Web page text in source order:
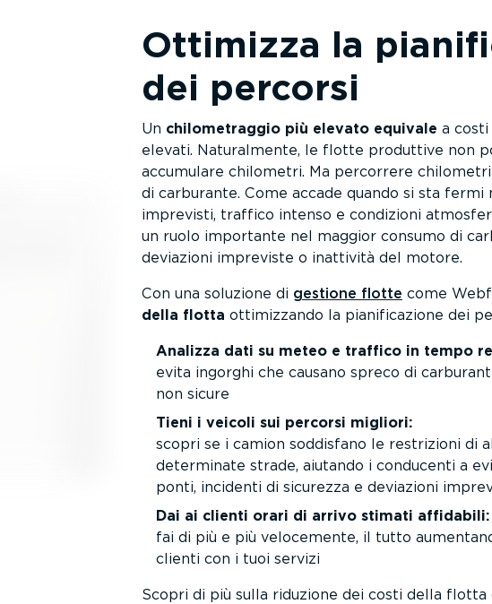
Ottimizza la
dei percorsi
Un chilo­me­traggio più elevato equivale a
elevati. Natural­mente, le flotte produttive non
accumulare chilometri. Ma percorrere
di carburante. Come accade quando si sta
imprevisti, traffico intenso e condizioni
un ruolo importante nel maggior consumo di
deviazioni impreviste o inattività del motore.
Con una soluzione di gestione flotte come
della flotta ottimiz­zando la piani­fi­ca­zione dei
Analizza dati su meteo e traffico in tempo
evita ingorghi che causano spreco di
non sicure
Tieni i veicoli sui percorsi migliori:
scopri se i camion soddisfano le restrizioni di
determinate strade, aiutando i conducenti a
ponti, incidenti di sicurezza e deviazioni
Dai ai clienti orari di arrivo stimati affidabili:
fai di più e più velocemente, il tutto
clienti con i tuoi servizi
Scopri di più sulla riduzione dei costi della flotta